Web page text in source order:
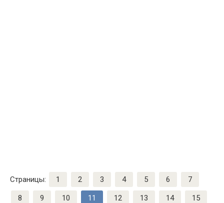
Страницы: 1 2 3 4 5 6 7
8 9 10 11 12 13 14 15